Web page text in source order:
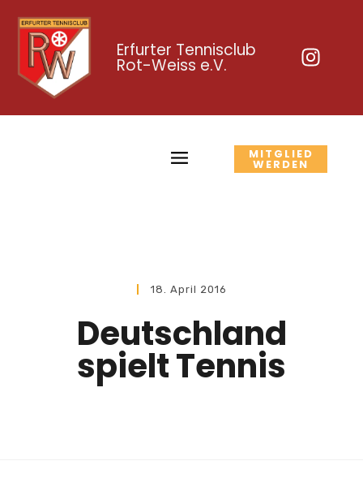
Erfurter Tennisclub
Rot-Weiss e.V.
MITGLIED
WERDEN
18. April 2016
Deutschland
spielt Tennis